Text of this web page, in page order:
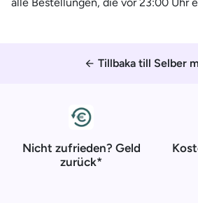
arrow_back Tillbaka till Selber
Nicht zufrieden? Geld
zurück*